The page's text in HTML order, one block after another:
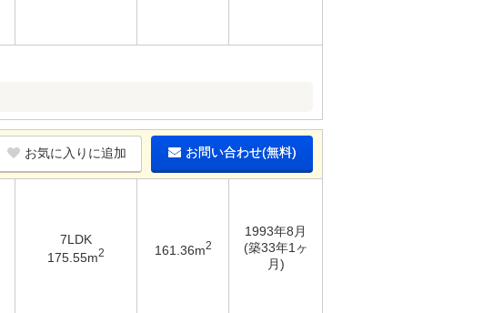
お気に入りに追加 お問い合わせ(無料)
7LDK
175.55m2 161.36m2
1993年8月
(築33年1ヶ
月)